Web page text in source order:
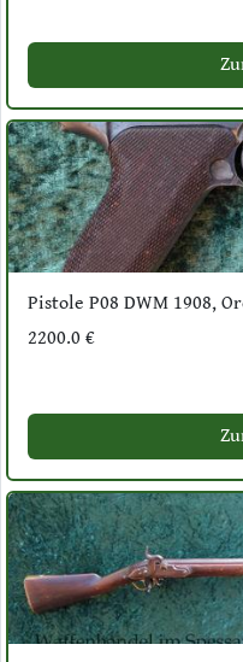
Pistole P08 DWM 1908,
2200.0 €